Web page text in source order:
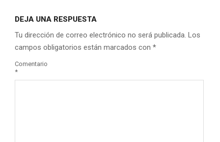
DEJA UNA RESPUESTA
Tu dirección de correo electrónico no será publicada. Los
campos obligatorios están marcados con *
Comentario
*